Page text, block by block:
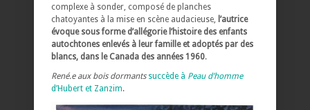
complexe à sonder, composé de planches
chatoyantes à la mise en scène audacieuse,
l’autrice
évoque sous forme d’allégorie l’histoire des enfants
autochtones enlevés à leur famille et adoptés par des
blancs, dans le Canada des années 1960.
René.e aux bois dormants succède à Peau d’homme
d’Hubert et Zanzim.